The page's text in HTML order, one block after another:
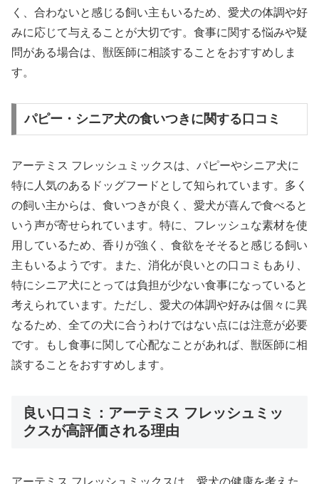
く、合わないと感じる飼い主もいるため、愛犬の体調や好
みに応じて与えることが大切です。食事に関する悩みや疑
問がある場合は、獣医師に相談することをおすすめしま
す。
パピー・シニア犬の食いつきに関する口コミ
アーテミス フレッシュミックスは、パピーやシニア犬に
特に人気のあるドッグフードとして知られています。多く
の飼い主からは、食いつきが良く、愛犬が喜んで食べると
いう声が寄せられています。特に、フレッシュな素材を使
用しているため、香りが強く、食欲をそそると感じる飼い
主もいるようです。また、消化が良いとの口コミもあり、
特にシニア犬にとっては負担が少ない食事になっていると
考えられています。ただし、愛犬の体調や好みは個々に異
なるため、全ての犬に合うわけではない点には注意が必要
です。もし食事に関して心配なことがあれば、獣医師に相
談することをおすすめします。
良い口コミ：アーテミス フレッシュミッ
クスが高評価される理由
アーテミス フレッシュミックスは、愛犬の健康を考えた